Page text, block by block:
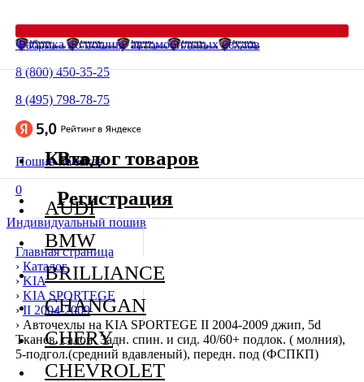
Фабрика по пошиву автомобильных чехлов
8 (800) 450-35-25
8 (495) 798-78-75
Пошив на заказ
0
Индивидуальный пошив
Главная страница
› Каталог
› KIA
› KIA SPORTEGE
› II 2004-2009
› Авточехлы на KIA SPORTEGE II 2004-2009 джип, 5d
Тканев. салон. Задн. спин. и сид. 40/60+ подлок. ( молния),
5-подгол.(средний вдавленый), передн. под (ФСПКП)
Каталог товаров
AUDI
BMW
BRILLIANCE
CHANGAN
CHERY
CHEVROLET
Вход
Регистрация